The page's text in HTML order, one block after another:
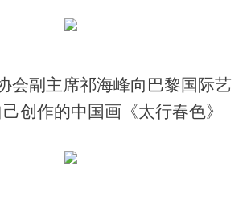
会副主席祁海峰向巴黎国际艺
创作的中国画《太行春色》